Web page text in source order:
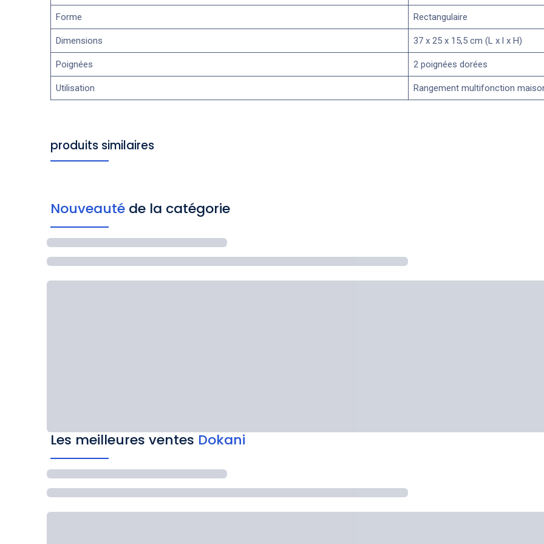
Forme Rectangulaire
Dimensions 37 x 25 x 15,5 cm (L x l x H)
Poignées 2 poignées dorées
Utilisation Rangement multifonction
produits similaires
Nouveauté de la catégorie
Les meilleures ventes Dokani